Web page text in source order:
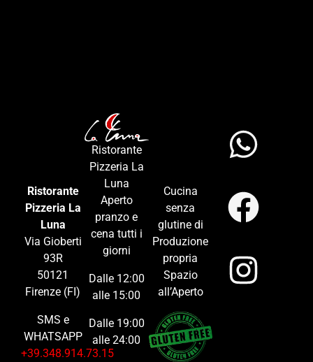
Ristorante
Pizzeria La
Luna
Via Gioberti
93R
50121
Firenze (FI)
SMS e
WHATSAPP
+39.348.914.73.15
Ristorante
Pizzeria La
Luna
Aperto
pranzo e
cena tutti i
giorni
Dalle 12:00
alle 15:00
Dalle 19:00
alle 24:00
Cucina
senza
glutine di
Produzione
propria
Spazio
all’Aperto